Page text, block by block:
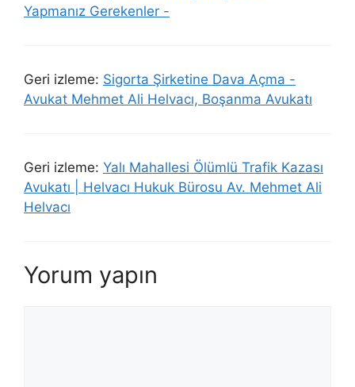
Yapmanız Gerekenler -
Geri izleme: Sigorta Şirketine Dava Açma -
Avukat Mehmet Ali Helvacı, Boşanma Avukatı
Geri izleme: Yalı Mahallesi Ölümlü Trafik Kazası
Avukatı | Helvacı Hukuk Bürosu Av. Mehmet Ali
Helvacı
Yorum yapın